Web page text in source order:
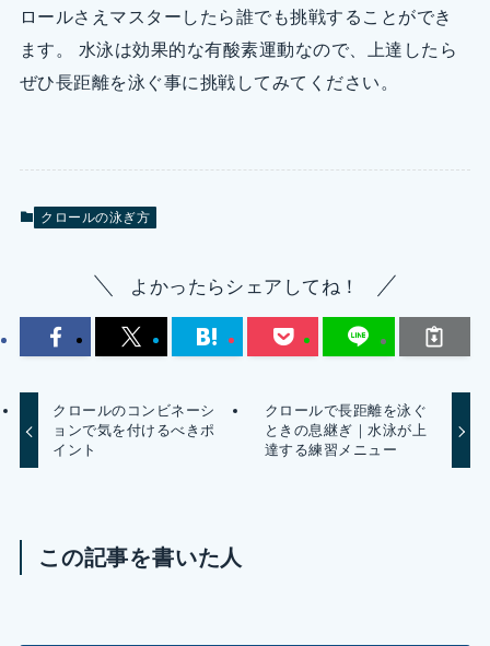
ロールさえマスターしたら誰でも挑戦することができ
ます。 水泳は効果的な有酸素運動なので、上達したら
ぜひ長距離を泳ぐ事に挑戦してみてください。
クロールの泳ぎ方
よかったらシェアしてね！
クロールのコンビネーシ
ョンで気を付けるべきポ
イント
クロールで長距離を泳ぐ
ときの息継ぎ｜水泳が上
達する練習メニュー
この記事を書いた人